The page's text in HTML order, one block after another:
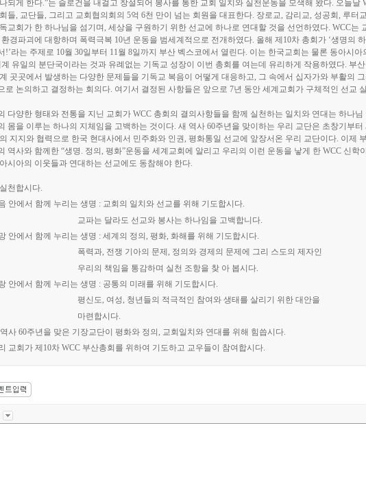
되게 한다.”는 슬로건을 내걸고 창설되어 봉사를 통한 교회 일치와 실천운동을 모색해 왔다. 오늘날
들, 교단들, 그리고 교회협의회의 5억 6천 만이 넘는 회원을 대표한다. 장로교, 감리교, 성공회 , 루터교
교회가 한 하나님을 섬기며, 세상을 구원하기 위한 선교에 하나로 연대할 것을 선언하였다. WCC는
환경파괴에 대항하며 폭력극복 10년 운동을 범세계적으로 전개하였다. 올해 제 10차 총회가 ‘생명의
!’라는 주제로 10월 30일부터 11월 8일까지 부산 벡스코에서 열린다. 이는 한국교회는 물론 동아시아
유일의 분단국이라는 것과 유례없는 기독교 성장이 이번 총회를 여는데 유리하게 작용하였다. 부
곳곳에서 발생하는 다양한 문제들을 기독교 복음이 어떻게 대응하고, 그 속에서 십자가와 부활의
로 논의하고 결정하는 회의다. 여기서 결정된 사항들은 앞으로 7년 동안 세계교회가 구체적인 선교
다양한 형태와 전통을 지닌 교회가 WCC 총회의 결의사항들을 함께 실천하는 일치와 연대는 하나님
몸을 이루는 하나의 지체임을 고백하는 것이다. 새 역사 60주년을 맞이하는 우리 교단은 초창기부
의 지지와 협력으로 한국 현대사에서 민주화와 인권, 평화통일 선교에 앞장서온 우리 교단이다. 이제
역사와 함께한 “생명. 정의 , 평화”운동을 세계교회에 알리고 우리의 이런 운동을 낳게 한 WCC 신학
시아의 이웃들과 연대하는 선교에도 동참해야 한다.
천합시다.
안에서 함께 누리는 생명 : 교회의 일치와 선교를 위해 기도합시다.
는 달라도 선교와 봉사는 하나임을 고백합니다
안에서 함께 누리는 생명 : 세계의 정의 , 평화, 화해를 위해 기도합시다.
력과, 전쟁 기아의 문제 , 정의와 경제의 문제에 그리 스도의 제자인
의 책임을 통감하며 실천 조항을 찾 아 봅시다
안에서 함께 누리는 생명 : 공통의 미래를 위해 기도합시다.
신도, 여성, 청년들의 적극적인 참여와 생태를 살리기 위한 대안을
련합시다
사 60주년을 맞은 기장교단이 평화와 정의 , 교회일치와 연대를 위해 힘씁시다.
교회가 제 10차 WCC 부산총회를 위하여 기도하고 교우들이 참여합시다.